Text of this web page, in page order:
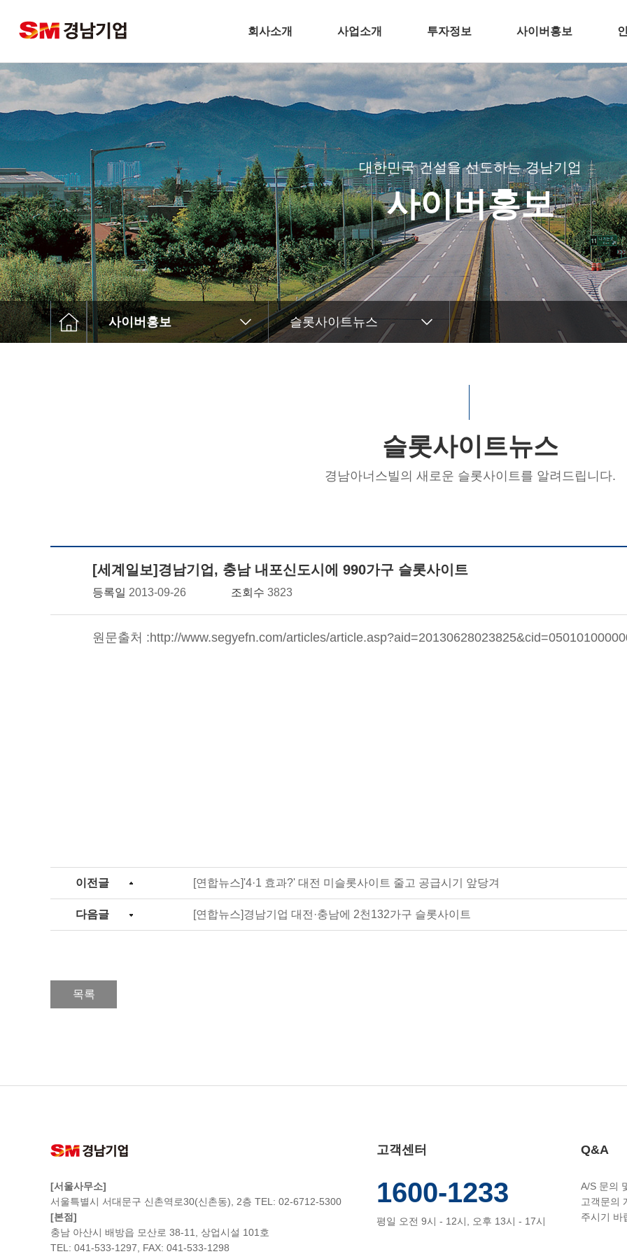
회사소개
기업개요
CEO 인사말
비전
주요연혁
경남기업 네트워크
안전보건방침
기술경영
환경경영
찾아오시는길
사업소개
주택개발
토목
플랜트
환경
해외
인테리어
투자정보
전자공고
사이버홍보
언론 속 경남기업
슬롯사이트뉴스
CI
BI
TV광고
공기질 측정결과
인사/
경남기업 주요
바로가기
대한민국 건설을 선도하는 경남기업
사이버홍보
사이버홍보 슬롯사이트뉴스
슬롯사이트뉴스
경남아너스빌의 새로운 슬롯사이트를 알려드립니다.
[세계일보]경남기업, 충남 내포신도시에 990가구 슬롯사이트
등록일 2013-09-26 조회수 3823
원문출처 :http://www.segyefn.com/articles/
이전글 [연합뉴스]'4·1 효과?' 대전 미슬롯사이트 줄고 공급시기 앞당겨
다음글 [연합뉴스]경남기업 대전·충남에 2천132가구 슬롯사이트
목록
[서울사무소]
서울특별시 서대문구 신촌역로30(신촌동), 2층 TEL: 02-6712-5300
[본점]
충남 아산시 배방읍 모산로 38-11, 상업시설 101호
TEL: 041-533-1297, FAX: 041-533-1298
고객센터
1600-1233
평일 오전 9시 - 12시, 오후 13시 - 17시
Q&A
A/S 문의
고객문의
주시기 바